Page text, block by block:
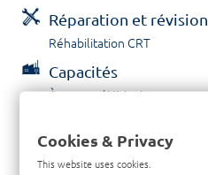
Réparation et révision
Réhabilitation CRT
Capacités
À propos / Historique
Contactez nous
Cookies & Privacy
This website uses cookies.